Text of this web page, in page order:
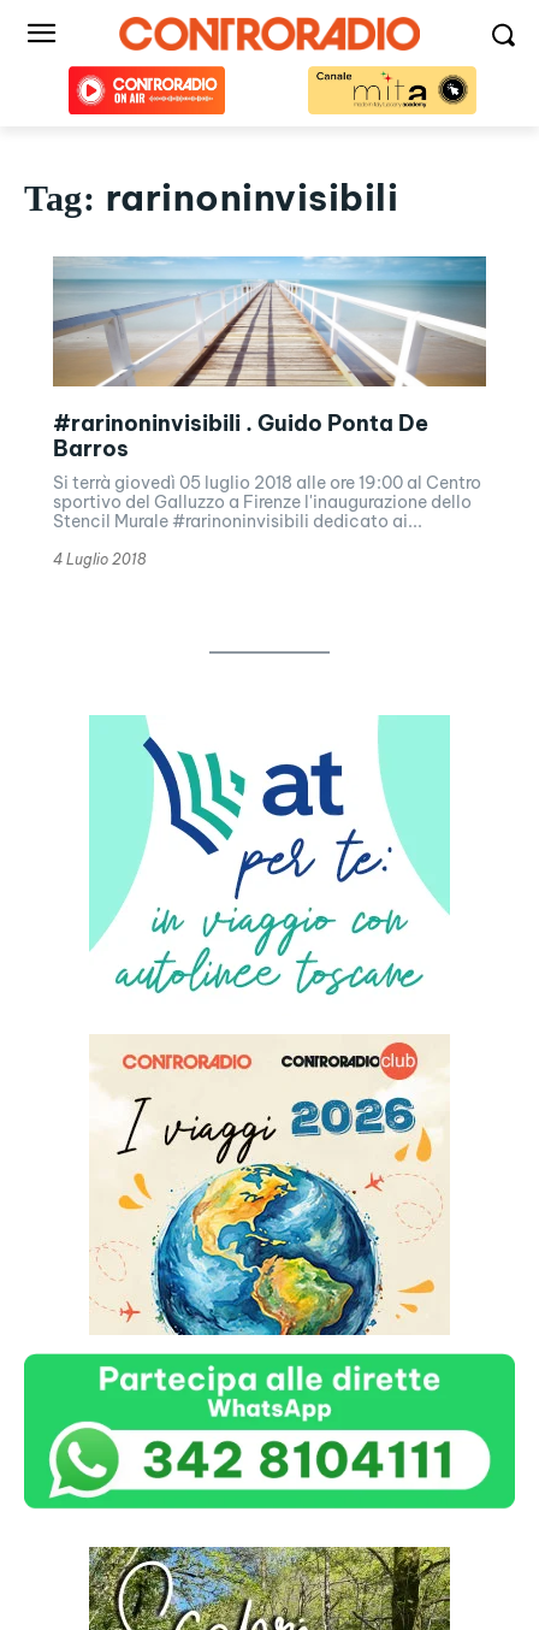
Tag: rarinoninvisibili
#rarinoninvisibili . Guido Ponta De
Barros
Si terrà giovedì 05 luglio 2018 alle ore 19:00 al Centro
sportivo del Galluzzo a Firenze l'inaugurazione dello
Stencil Murale #rarinoninvisibili dedicato ai...
4 Luglio 2018